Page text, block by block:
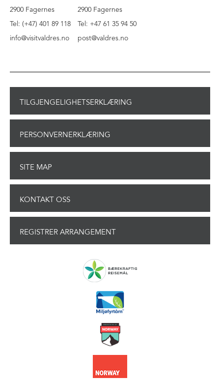
2900 Fagernes
Tel: (+47) 401 89 118
info@visitvaldres.no
2900 Fagernes
Tel: +47 61 35 94 50
post@valdres.no
TILGJENGELIGHETSERKLÆRING
PERSONVERNERKLÆRING
SITE MAP
KONTAKT OSS
REGISTRER ARRANGEMENT